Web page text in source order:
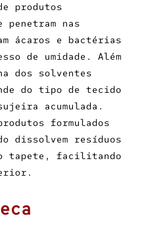
produtos
nas
ácaros e bactérias
de umidade. Além
dos solventes
do tipo de tecido
acumulada.
formulados
dissolvem resíduos
o tapete, facilitando